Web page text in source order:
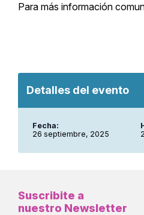
Para más información
Detalles del evento
Fecha:
26 septiembre, 2025
Suscribite a
nuestro Newsletter